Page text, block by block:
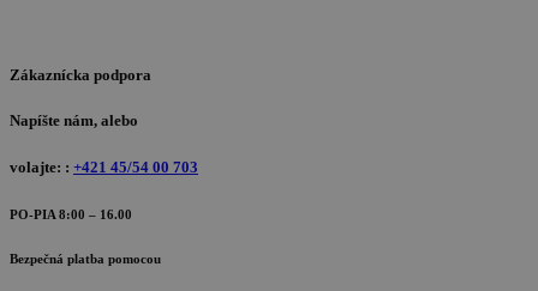
Zákaznícka podpora
Napíšte nám, alebo
volajte: : +421 45/54 00 703
PO-PIA 8:00 – 16.00
Bezpečná platba pomocou